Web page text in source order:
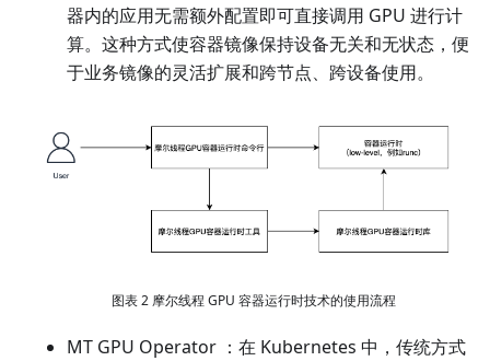
器内的应用无需额外配置即可直接调用 GPU 进行计
算。这种方式使容器镜像保持设备无关和无状态，便
于业务镜像的灵活扩展和跨节点、跨设备使用。
图表 2 摩尔线程 GPU 容器运行时技术的使用流程
MT GPU Operator ：在 Kubernetes 中，传统方式